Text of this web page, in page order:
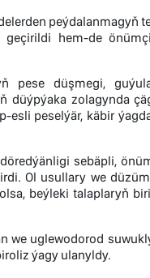
peýdalanmagyň
hem-de
pese düşmegi,
düýpýaka zolagynda
peselýär, käbir
sebäpli,
Ol usullary we
beýleki talaplaryň
we uglewodorod
ýagy ulanyldy.